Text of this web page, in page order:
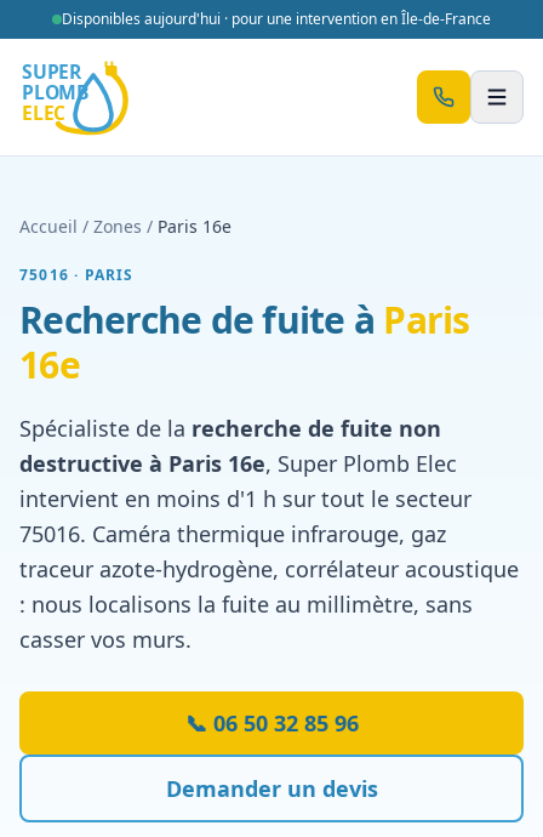
Aller au contenu
Disponibles aujourd'hui · pour une intervention en Île-de-France
Accueil / Zones / Paris 16e
75016 · PARIS
Recherche de fuite à Paris
16e
Spécialiste de la recherche de fuite non
destructive à Paris 16e, Super Plomb Elec
intervient en moins d'1 h sur tout le secteur
75016. Caméra thermique infrarouge, gaz
traceur azote-hydrogène, corrélateur acoustique
: nous localisons la fuite au millimètre, sans
casser vos murs.
📞 06 50 32 85 96
Demander un devis